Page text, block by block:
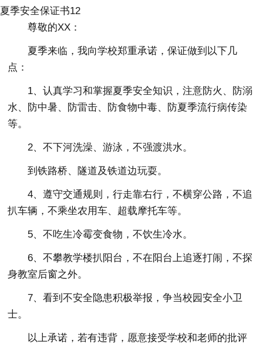
夏季安全保证书12
尊敬的XX：
夏季来临，我向学校郑重承诺，保证做到以下几
点：
1、认真学习和掌握夏季安全知识，注意防火、防溺
水、防中暑、防雷击、防食物中毒、防夏季流行病传染
等。
2、不下河洗澡、游泳，不强渡洪水。
到铁路桥、隧道及铁道边玩耍。
4、遵守交通规则，行走靠右行，不横穿公路，不追
扒车辆，不乘坐农用车、超载摩托车等。
5、不吃生冷霉变食物，不饮生冷水。
6、不攀教学楼扒阳台，不在阳台上追逐打闹，不探
身教室后窗之外。
7、看到不安全隐患积极举报，争当校园安全小卫
士。
以上承诺，若有违背，愿意接受学校和老师的批评